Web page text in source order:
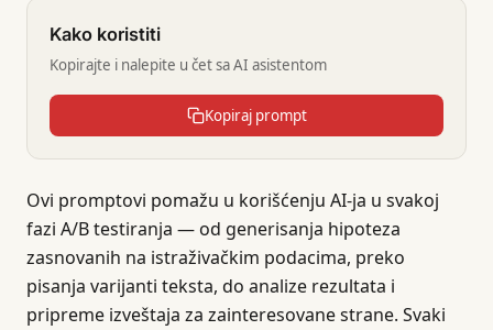
Kako koristiti
Kopirajte i nalepite u čet sa AI asistentom
Kopiraj prompt
Ovi promptovi pomažu u korišćenju AI-ja u svakoj
fazi A/B testiranja — od generisanja hipoteza
zasnovanih na istraživačkim podacima, preko
pisanja varijanti teksta, do analize rezultata i
pripreme izveštaja za zainteresovane strane. Svaki